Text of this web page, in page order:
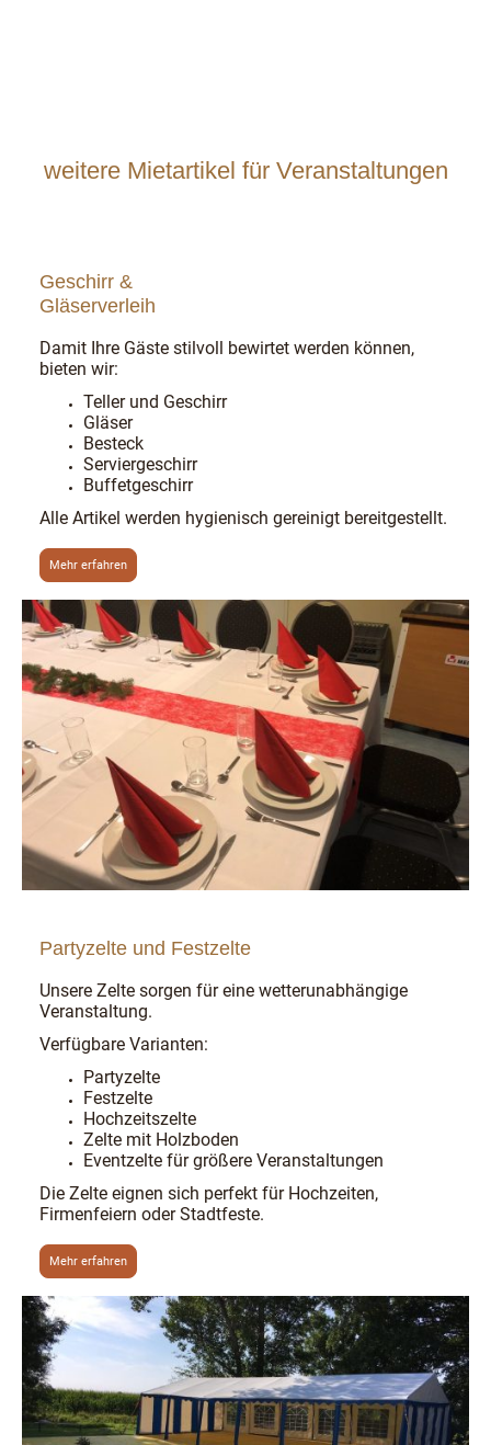
weitere Mietartikel für Veranstaltungen
Geschirr &
Gläserverleih
Damit Ihre Gäste stilvoll bewirtet werden können,
bieten wir:
Teller und Geschirr
Gläser
Besteck
Serviergeschirr
Buffetgeschirr
Alle Artikel werden hygienisch gereinigt bereitgestellt.
Mehr erfahren
Partyzelte und Festzelte
Unsere Zelte sorgen für eine wetterunabhängige
Veranstaltung.
Verfügbare Varianten:
Partyzelte
Festzelte
Hochzeitszelte
Zelte mit Holzboden
Eventzelte für größere Veranstaltungen
Die Zelte eignen sich perfekt für Hochzeiten,
Firmenfeiern oder Stadtfeste.
Mehr erfahren